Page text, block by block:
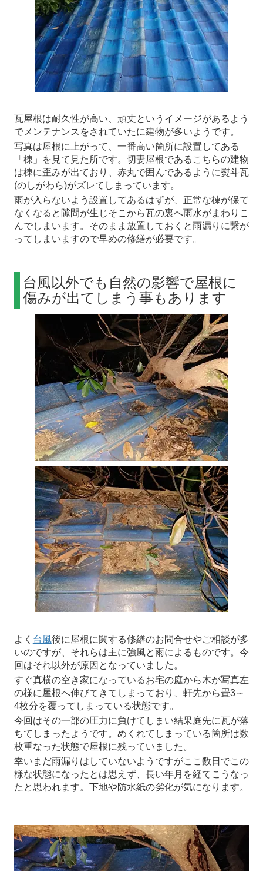
瓦屋根は耐久性が高い、頑丈というイメージがあるよう
でメンテナンスをされていたに建物が多いようです。
写真は屋根に上がって、一番高い箇所に設置してある
「棟」を見て見た所です。切妻屋根であるこちらの建物
は棟に歪みが出ており、赤丸で囲んであるように熨斗瓦
(のしがわら)がズレてしまっています。
雨が入らないよう設置してあるはずが、正常な棟が保て
なくなると隙間が生じそこから瓦の裏へ雨水がまわりこ
んでしまいます。そのまま放置しておくと雨漏りに繋が
ってしまいますので早めの修繕が必要です。
台風以外でも自然の影響で屋根に
傷みが出てしまう事もあります
よく 台風後に屋根に関する修繕のお問合せやご相談が多
いのですが、それらは主に強風と雨によるものです。今
回はそれ以外が原因となっていました。
すぐ真横の空き家になっているお宅の庭から木が写真左
の様に屋根へ伸びてきてしまっており、軒先から畳3～
4枚分を覆ってしまっている状態です。
今回はその一部の圧力に負けてしまい結果庭先に瓦が落
ちてしまったようです。めくれてしまっている箇所は数
枚重なった状態で屋根に残っていました。
幸いまだ雨漏りはしていないようですがここ数日でこの
様な状態になったとは思えず、長い年月を経てこうなっ
たと思われます。下地や防水紙の劣化が気になります。